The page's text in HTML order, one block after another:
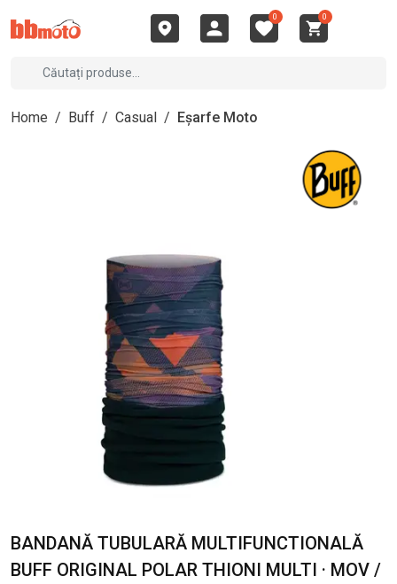
0 0
Home / Buff / Casual / Eșarfe Moto
BANDANĂ TUBULARĂ MULTIFUNCTIONALĂ
BUFF ORIGINAL POLAR THIONI MULTI · MOV /